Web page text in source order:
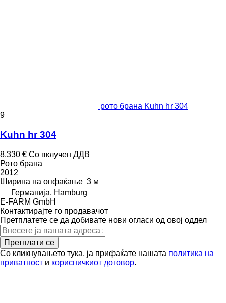
рото брана Kuhn hr 304
9
Kuhn hr 304
8.330 € Со вклучен ДДВ
Рото брана
2012
Ширина на опфаќање 3 м
Германија, Hamburg
E-FARM GmbH
Контактирајте го продавачот
Претплатете се да добивате нови огласи од овој оддел
Претплати се
Со кликнувањето тука, ја прифаќате нашата политика на
приватност и корисничкиот договор.